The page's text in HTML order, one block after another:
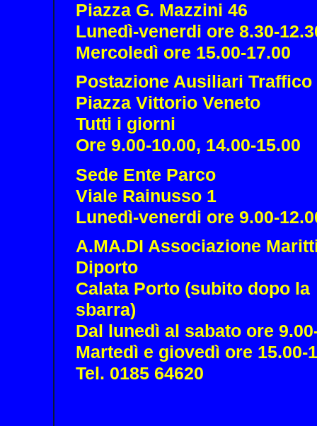
Piazza G. Mazzini 46
Lunedì-venerdi ore 8.30-
Mercoledì ore 15.00-17.00
Postazione Ausiliari Traffico
Piazza Vittorio Veneto
Tutti i giorni
Ore 9.00-10.00, 14.00-15.00
Sede Ente Parco
Viale Rainusso 1
Lunedì-venerdi ore 9.00-
A.MA.DI Associazione
Diporto
Calata Porto (subito dopo la
sbarra)
Dal lunedì al sabato ore
Martedì e giovedì ore 15.00-
Tel. 0185 64620